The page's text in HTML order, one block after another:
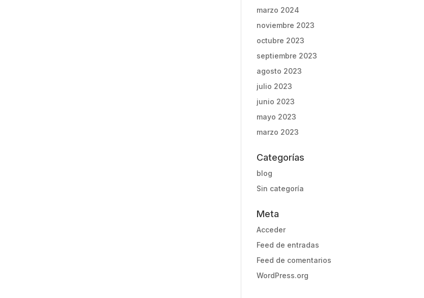
marzo 2024
noviembre 2023
octubre 2023
septiembre 2023
agosto 2023
julio 2023
junio 2023
mayo 2023
marzo 2023
Categorías
blog
Sin categoría
Meta
Acceder
Feed de entradas
Feed de comentarios
WordPress.org